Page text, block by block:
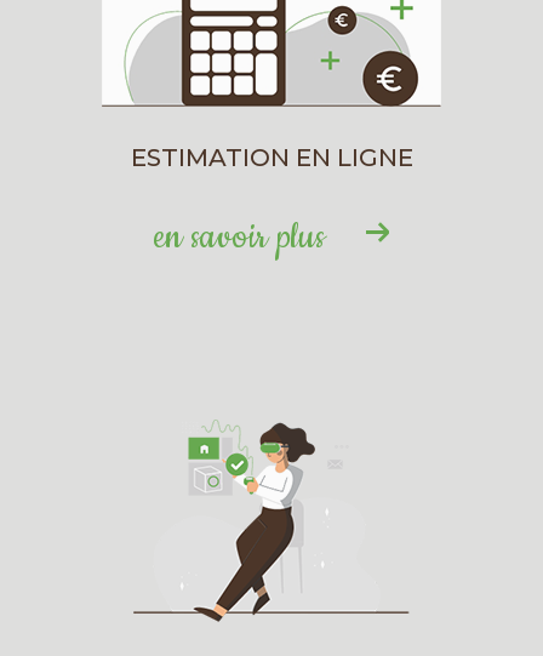
Contactez votre agence
immobilière Jérôme Testault
Besoin d’un renseignement ou d’une
votre écoute pour répondre à toutes vos
démarche immobilière avec
ESTIMATION EN LIGNE
en savoir plus